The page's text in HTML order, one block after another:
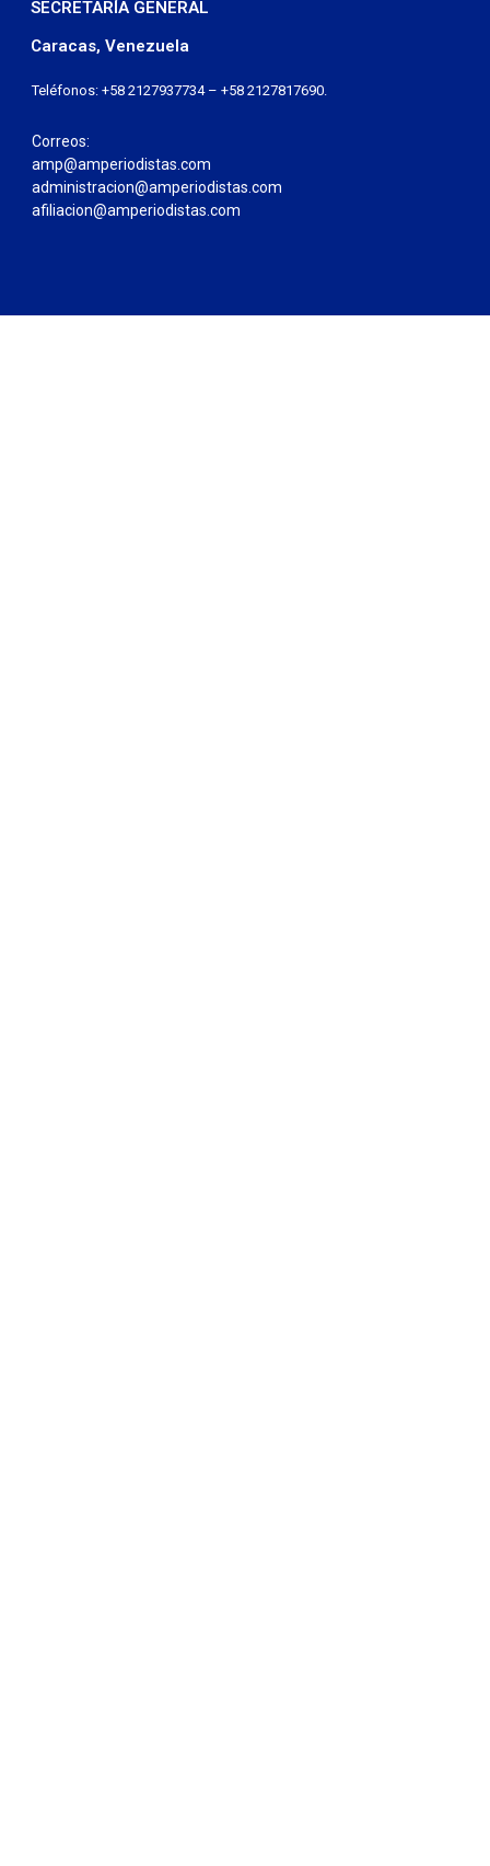
SECRETARÍA GENERAL
Caracas, Venezuela
Teléfonos: +58 2127937734 – +58 2127817690.
Correos:
amp@amperiodistas.com
administracion@amperiodistas.com
afiliacion@amperiodistas.com